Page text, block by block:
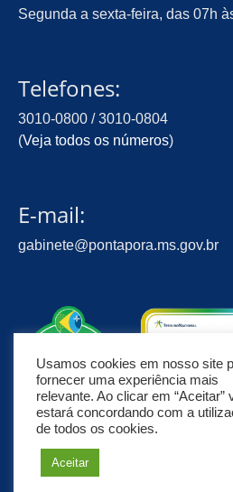
Segunda a sexta-feira, das 07h
Telefones:
3010-0800 / 3010-0804
(Veja todos os números)
E-mail:
gabinete@pontapora.ms.gov.br
Usamos cookies em nosso site
fornecer uma experiência mais
relevante. Ao clicar em “Aceitar”
estará concordando com a
de todos os cookies.
Aceitar